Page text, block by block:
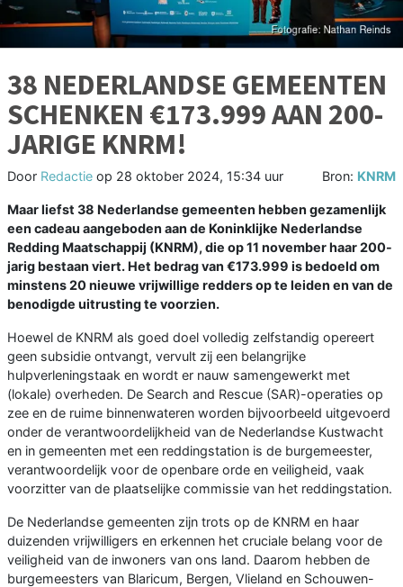
38 NEDERLANDSE GEMEENTEN
SCHENKEN €173.999 AAN 200-
JARIGE KNRM!
Door Redactie op 28 oktober 2024, 15:34 uur Bron: KNRM
Maar liefst 38 Nederlandse gemeenten hebben gezamenlijk
een cadeau aangeboden aan de Koninklijke Nederlandse
Redding Maatschappij (KNRM), die op 11 november haar 200-
jarig bestaan viert. Het bedrag van €173.999 is bedoeld om
minstens 20 nieuwe vrijwillige redders op te leiden en van de
benodigde uitrusting te voorzien.
Hoewel de KNRM als goed doel volledig zelfstandig opereert
geen subsidie ontvangt, vervult zij een belangrijke
hulpverleningstaak en wordt er nauw samengewerkt met
(lokale) overheden. De Search and Rescue (SAR)-operaties op
zee en de ruime binnenwateren worden bijvoorbeeld uitgevoerd
onder de verantwoordelijkheid van de Nederlandse Kustwacht
en in gemeenten met een reddingstation is de burgemeester,
verantwoordelijk voor de openbare orde en veiligheid, vaak
voorzitter van de plaatselijke commissie van het reddingstation.
De Nederlandse gemeenten zijn trots op de KNRM en haar
duizenden vrijwilligers en erkennen het cruciale belang voor de
veiligheid van de inwoners van ons land. Daarom hebben de
burgemeesters van Blaricum, Bergen, Vlieland en Schouwen-